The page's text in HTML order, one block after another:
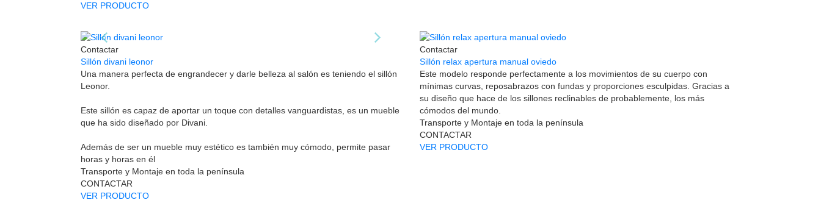
VER PRODUCTO
Contactar
Sillón divani leonor
Una manera perfecta de engrandecer y darle belleza al salón es teniendo el sillón
Leonor.
Este sillón es capaz de aportar un toque con detalles vanguardistas, es un mueble
que ha sido diseñado por Divani.
Además de ser un mueble muy estético es también muy cómodo, permite pasar
horas y horas en él
Transporte y Montaje en toda la península
CONTACTAR
VER PRODUCTO
Contactar
Sillón relax apertura manual oviedo
Este modelo responde perfectamente a los movimientos de su cuerpo con
mínimas curvas, reposabrazos con fundas y proporciones esculpidas. Gracias a
su diseño que hace de los sillones reclinables de probablemente, los más
cómodos del mundo.
Transporte y Montaje en toda la península
CONTACTAR
VER PRODUCTO